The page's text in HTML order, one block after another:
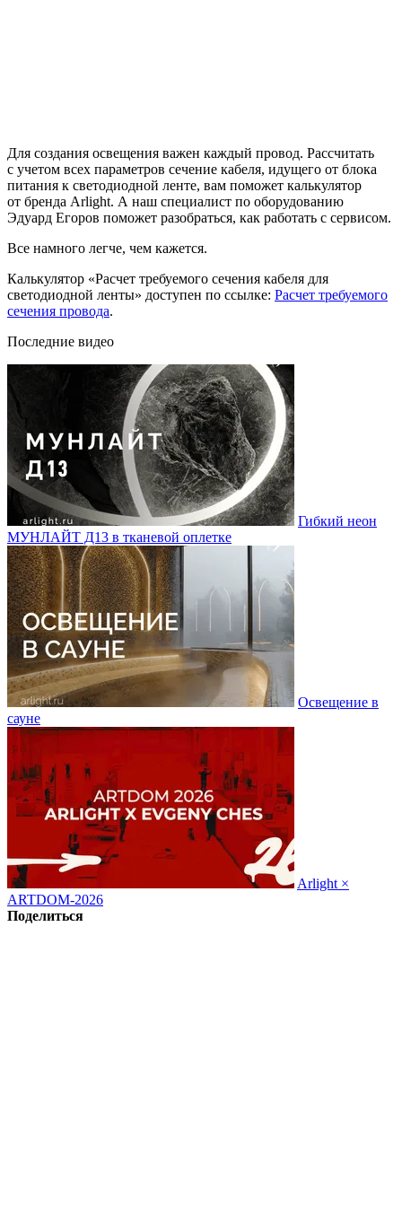
Для создания освещения важен каждый провод. Рассчитать
с учетом всех параметров сечение кабеля, идущего от блока
питания к светодиодной ленте, вам поможет калькулятор
от бренда Arlight. А наш специалист по оборудованию
Эдуард Егоров поможет разобраться, как работать с сервисом.
Все намного легче, чем кажется.
Калькулятор «Расчет требуемого сечения кабеля для
светодиодной ленты» доступен по ссылке: Расчет требуемого
сечения провода.
Последние видео
Гибкий неон
МУНЛАЙТ Д13 в тканевой оплетке
Освещение в
сауне
Arlight ×
ARTDOM-2026
Поделиться